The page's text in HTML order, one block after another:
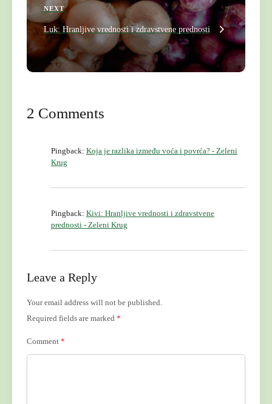
a
v
g
t
Next
Post
NEXT
Luk: Hranljive vrednosti i zdravstvene prednosti
2 Comments
Pingback: Koja je razlika između voća i povrća? - Zeleni
Krug
Pingback: Kivi: Hranljive vrednosti i zdravstvene
prednosti - Zeleni Krug
Leave a Reply
Your email address will not be published.
Required fields are marked *
Comment *